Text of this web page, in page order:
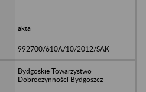
akta
992700/610A/10/2012/SAK
Bydgoskie Towarzystwo
Dobroczynności Bydgoszcz